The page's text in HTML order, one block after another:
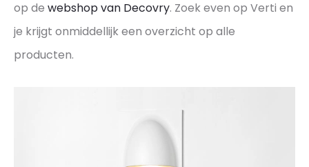
op de webshop van Decovry. Zoek even op Verti en
je krijgt onmiddellijk een overzicht op alle
producten.